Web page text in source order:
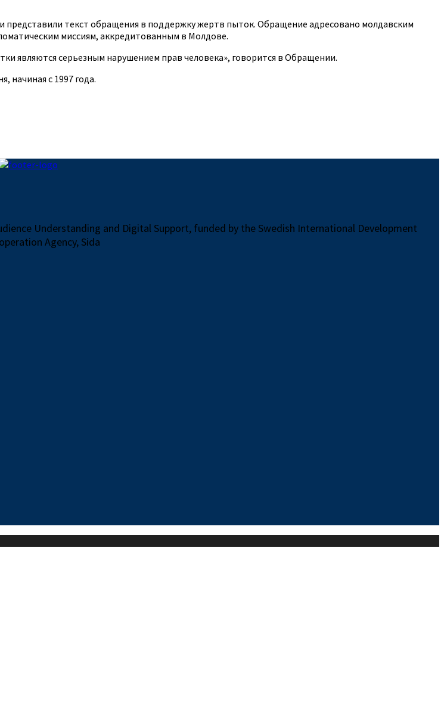
представили текст обращения в поддержку жертв пыток. Обращение адресовано молдавским
миссиям, аккредитованным в Молдове.
являются серьезным нарушением прав человека», говорится в Обращении.
с 1997 года.
Understanding and Digital Support, funded by the Swedish International Development
Agency, Sida